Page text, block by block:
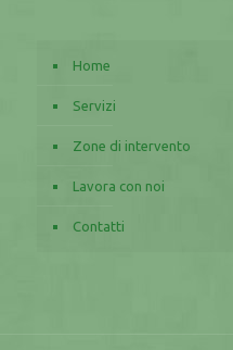
Home
Servizi
Zone di intervento
Lavora con noi
Contatti